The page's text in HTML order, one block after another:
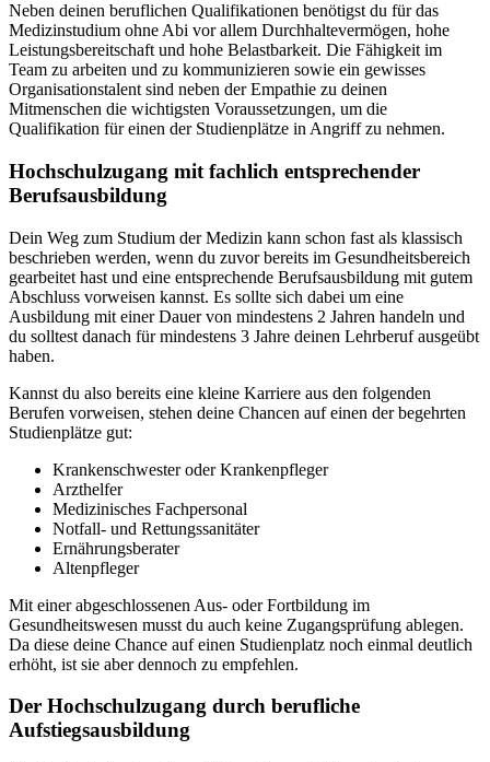
Neben deinen beruflichen Qualifikationen benötigst du für das
Medizinstudium ohne Abi vor allem Durchhaltevermögen, hohe
Leistungsbereitschaft und hohe Belastbarkeit. Die Fähigkeit im
Team zu arbeiten und zu kommunizieren sowie ein gewisses
Organisationstalent sind neben der Empathie zu deinen
Mitmenschen die wichtigsten Voraussetzungen, um die
Qualifikation für einen der Studienplätze in Angriff zu nehmen.
Hochschulzugang mit fachlich entsprechender
Berufsausbildung
Dein Weg zum Studium der Medizin kann schon fast als klassisch
beschrieben werden, wenn du zuvor bereits im Gesundheitsbereich
gearbeitet hast und eine entsprechende Berufsausbildung mit gutem
Abschluss vorweisen kannst. Es sollte sich dabei um eine
Ausbildung mit einer Dauer von mindestens 2 Jahren handeln und
du solltest danach für mindestens 3 Jahre deinen Lehrberuf ausgeübt
haben.
Kannst du also bereits eine kleine Karriere aus den folgenden
Berufen vorweisen, stehen deine Chancen auf einen der begehrten
Studienplätze gut:
Krankenschwester oder Krankenpfleger
Arzthelfer
Medizinisches Fachpersonal
Notfall- und Rettungssanitäter
Ernährungsberater
Altenpfleger
Mit einer abgeschlossenen Aus- oder Fortbildung im
Gesundheitswesen musst du auch keine Zugangsprüfung ablegen.
Da diese deine Chance auf einen Studienplatz noch einmal deutlich
erhöht, ist sie aber dennoch zu empfehlen.
Der Hochschulzugang durch berufliche
Aufstiegsausbildung